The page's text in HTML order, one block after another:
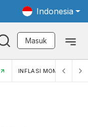
Indonesia
Masuk
INFLASI MOM (JUN)